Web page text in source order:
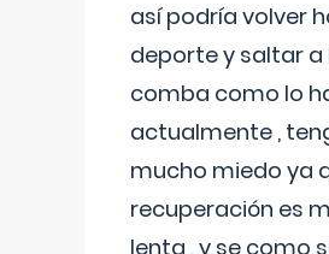
así podría volver
deporte y saltar a
comba como lo
actualmente ,
mucho miedo ya
recuperación es
lenta , y se como